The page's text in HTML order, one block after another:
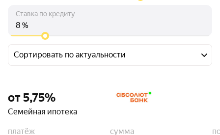
Ставка по кредиту
%
Сортировать по актуальности
от 5,75%
Семейная ипотека
платёж
сумма